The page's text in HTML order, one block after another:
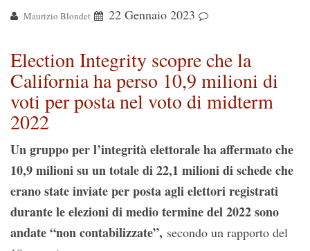
Maurizio Blondet 22 Gennaio 2023
Election Integrity scopre che la
California ha perso 10,9 milioni di
voti per posta nel voto di midterm
2022
Un gruppo per l’integrità elettorale ha affermato che
10,9 milioni su un totale di 22,1 milioni di schede che
erano state inviate per posta agli elettori registrati
durante le elezioni di medio termine del 2022 sono
andate “non contabilizzate”, secondo un rapporto del